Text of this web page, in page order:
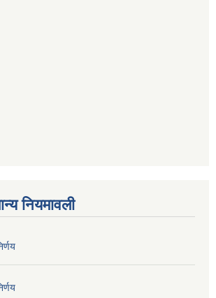
नियमावली